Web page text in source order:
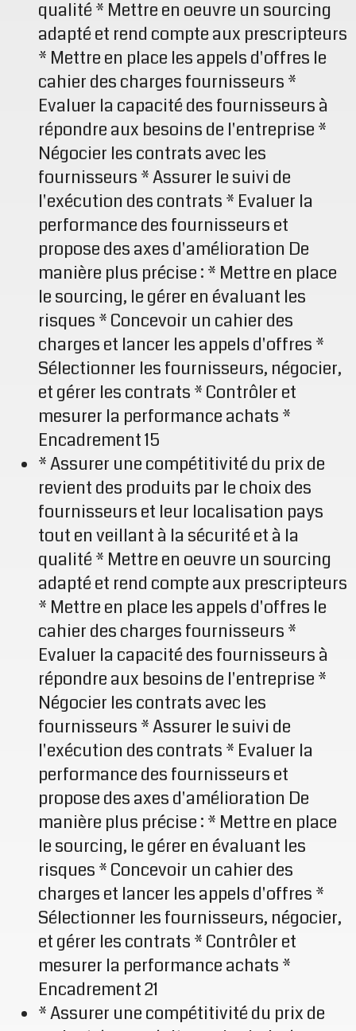
qualité * Mettre en oeuvre un sourcing
adapté et rend compte aux prescripteurs
* Mettre en place les appels d'offres le
cahier des charges fournisseurs *
Evaluer la capacité des fournisseurs à
répondre aux besoins de l'entreprise *
Négocier les contrats avec les
fournisseurs * Assurer le suivi de
l'exécution des contrats * Evaluer la
performance des fournisseurs et
propose des axes d'amélioration De
manière plus précise : * Mettre en place
le sourcing, le gérer en évaluant les
risques * Concevoir un cahier des
charges et lancer les appels d'offres *
Sélectionner les fournisseurs, négocier,
et gérer les contrats * Contrôler et
mesurer la performance achats *
Encadrement 15
* Assurer une compétitivité du prix de
revient des produits par le choix des
fournisseurs et leur localisation pays
tout en veillant à la sécurité et à la
qualité * Mettre en oeuvre un sourcing
adapté et rend compte aux prescripteurs
* Mettre en place les appels d'offres le
cahier des charges fournisseurs *
Evaluer la capacité des fournisseurs à
répondre aux besoins de l'entreprise *
Négocier les contrats avec les
fournisseurs * Assurer le suivi de
l'exécution des contrats * Evaluer la
performance des fournisseurs et
propose des axes d'amélioration De
manière plus précise : * Mettre en place
le sourcing, le gérer en évaluant les
risques * Concevoir un cahier des
charges et lancer les appels d'offres *
Sélectionner les fournisseurs, négocier,
et gérer les contrats * Contrôler et
mesurer la performance achats *
Encadrement 21
* Assurer une compétitivité du prix de